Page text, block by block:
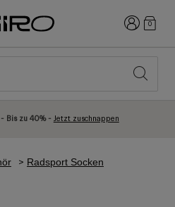
Anmelden
0
Bis zu 40% - Jetzt zuschnappen
Radsport Socken